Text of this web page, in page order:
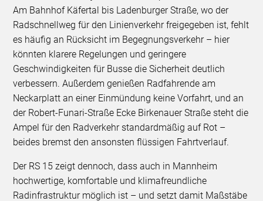
Am Bahnhof Käfertal bis Ladenburger Straße, wo der
Radschnellweg für den Linienverkehr freigegeben ist, fehlt
es häufig an Rücksicht im Begegnungsverkehr – hier
könnten klarere Regelungen und geringere
Geschwindigkeiten für Busse die Sicherheit deutlich
verbessern. Außerdem genießen Radfahrende am
Neckarplatt an einer Einmündung keine Vorfahrt, und an
der Robert-Funari-Straße Ecke Birkenauer Straße steht die
Ampel für den Radverkehr standardmäßig auf Rot –
beides bremst den ansonsten flüssigen Fahrtverlauf.
Der RS 15 zeigt dennoch, dass auch in Mannheim
hochwertige, komfortable und klimafreundliche
Radinfrastruktur möglich ist – und setzt damit Maßstäbe